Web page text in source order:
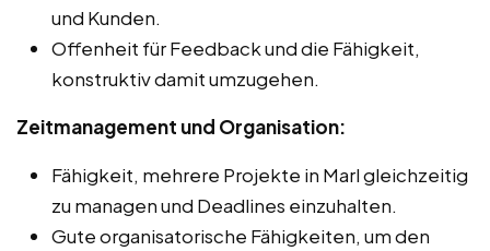
und Kunden.
Offenheit für Feedback und die Fähigkeit,
konstruktiv damit umzugehen.
Zeitmanagement und Organisation:
Fähigkeit, mehrere Projekte in Marl gleichzeitig
zu managen und Deadlines einzuhalten.
Gute organisatorische Fähigkeiten, um den